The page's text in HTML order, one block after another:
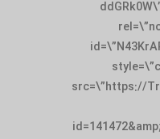
src=\”https://